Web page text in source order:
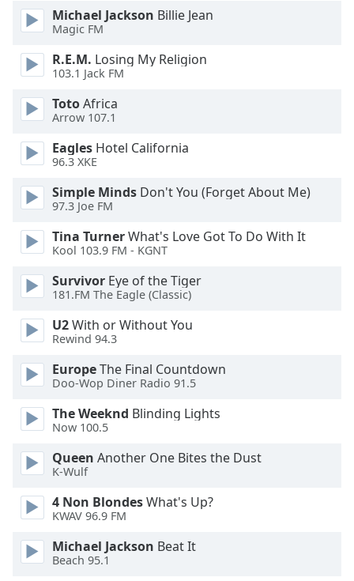
dialog
window.
Escape
cancel
and
close
Text
Color
Opacity
Text
Background
Caption
Color
Opacity
Michael Jackson Billie Jean
Magic FM
R.E.M. Losing My Religion
103.1 Jack FM
TotoAfrica
Arrow 107.1
Eagles Hotel California
96.3 XKE
Simple Minds Don't You (Forget About Me)
97.3 Joe FM
Tina TurnerWhat's Love Got To Do With It
Kool 103.9 FM - KGNT
Survivor Eye of the Tiger
181.FM The Eagle (Classic)
U2With or Without You
Rewind 94.3
EuropeThe Final Countdown
Doo-Wop Diner Radio 91.5
The Weeknd Blinding Lights
Now 100.5
Queen Another One Bites the Dust
K-Wulf
4 Non BlondesWhat's Up?
KWAV 96.9 FM
Michael Jackson Beat It
Beach 95.1